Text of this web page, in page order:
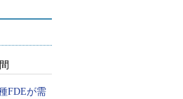
FDEが需